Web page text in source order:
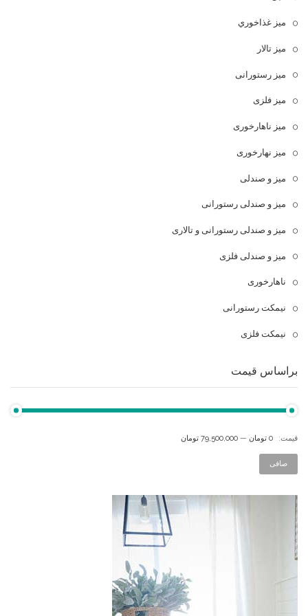
ميز غذاخوري
میز تالار
میز رستورانی
میز فلزی
میز ناهارخوری
میز نهارخوری
میز و صندلی
میز و صندلی رستورانی
میز و صندلی رستورانی و تالاری
میز و صندلی فلزی
ناهارخوری
نیمکت رستورانی
نیمکت فلزی
براساس قیمت
صافی
قيمت: 0 تومان — 79,500,000 تومان